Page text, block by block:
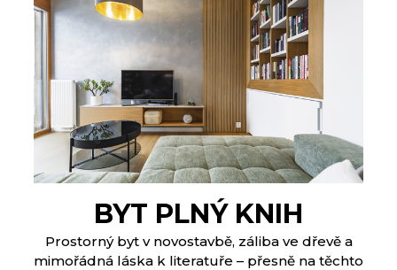
BYT PLNÝ KNIH
Prostorný byt v novostavbě, záliba ve dřevě a
mimořádná láska k literatuře – přesně na těchto